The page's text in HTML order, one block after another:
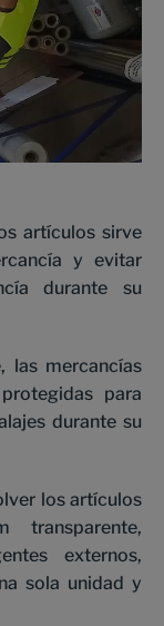
artículos sirve
y evitar
durante su
las mercancías
para
durante su
los artículos
externos,
sola unidad y